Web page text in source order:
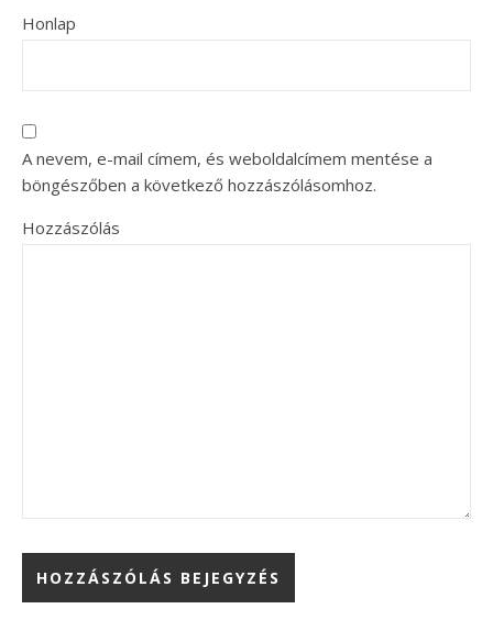
Honlap
A nevem, e-mail címem, és weboldalcímem mentése a
böngészőben a következő hozzászólásomhoz.
Hozzászólás